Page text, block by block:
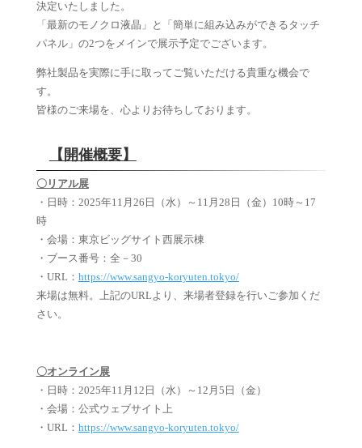
決定いたしました。
「最新のモノクロ液晶」と「簡単に組み込みができるタッチ
パネル」の2つをメインで展示予定でございます。
弊社製品を実際に手に取ってご覧いただける貴重な機会で
す。
皆様のご来場を、心よりお待ちしております。
【開催概要】
〇リアル展
・日時： 2025年11月26日（水）～11月28日（金）10時～17
時
・会場： 東京ビッグサイト西展示棟
・ブース番号：全－30
・URL： https://www.sangyo-koryuten.tokyo/
来場は無料。上記のURLより、来場者登録を行いご参加くだ
さい。
〇オンライン展
・日時：2025年11月12日（水）～12月5日（金）
・会場：公式ウェブサイト上
・URL： https://www.sangyo-koryuten.tokyo/